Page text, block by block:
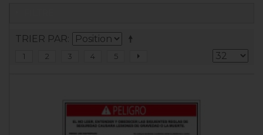
TRIER PAR
1 2 3 4 5